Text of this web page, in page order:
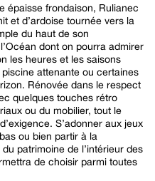
épaisse frondaison, Rulianec
et d’ardoise tournée vers la
du haut de son
dont on pourra admirer
les heures et les saisons
attenante ou certaines
Rénovée dans le respect
quelques touches rétro
ou du mobilier, tout le
S’adonner aux jeux
ou bien partir à la
patrimoine de l’intérieur des
de choisir parmi toutes